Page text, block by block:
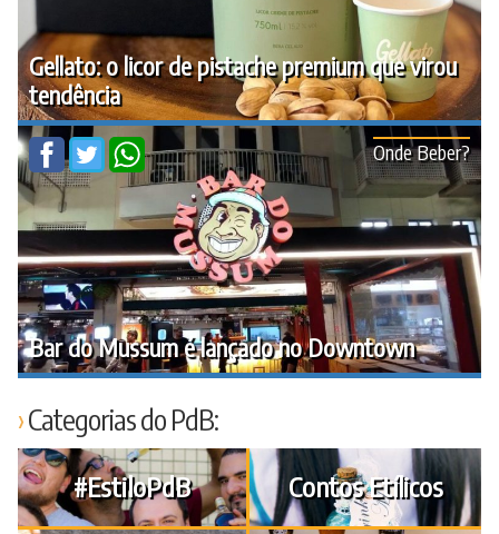
Gellato: o licor de pistache premium que virou
tendência
Bar do Mussum é lançado no Downtown
Onde Beber?
Categorias do PdB:
#EstiloPdB Contos Etílicos